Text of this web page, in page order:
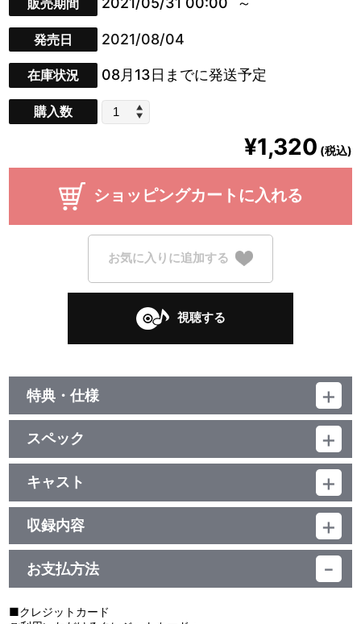
販売期間
発売日 2021/08/04
在庫状況 08月13日までに発送予定
購入数
¥1,320 (税込)
ショッピングカートに入れる
お気に入りに追加する
視聴する
特典・仕様
初回生産分限定封入特典
OP/ED連動オンラインリリースイベント参加申込券、Liella! スーパ
ースターシール 全6種からランダムで1種
他、仕様
描き下ろしイラストジャケット
スペック
品番：LACM-24150
ジャンル：国内アニメ音楽
シングル
／16分
キャスト
Liella!
収録内容
お支払方法
■クレジットカード